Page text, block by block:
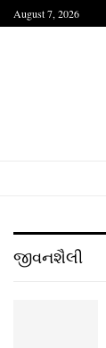
August 7, 2026
જીવનશૈલી